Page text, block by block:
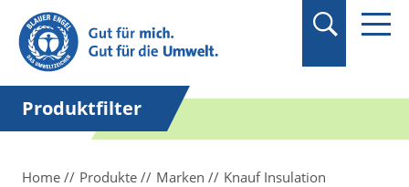
Suchbegriff in
Anführungszeichen
setzen.
Produktfilter
Home Produkte Marken Knauf Insulation